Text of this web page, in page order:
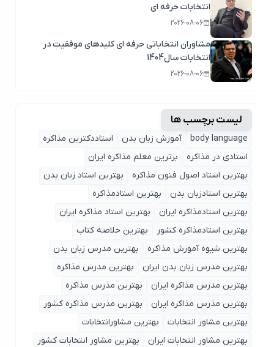
انتخابات حرفه ای
2026-08-06
مشاوران انتخاباتی حرفه ای کلیدهای موفقیت در
انتخابات سال1404
2026-08-06
لیست برچسب ها
body language آموزش زبان بدن
استاددکترین مذاکره
استادی در مذاکره
برترین معلم مذاکره ایران
بهترین استاد اصول ‌فنون مذاکره
بهترین استاد زبان بدن
بهترین استادزبان بدن
بهترین استادمذاکره
بهترین استادمذاکره ایران
بهترین استاد مذاکره ایران
بهترین استادمذاکره کشور
بهترین خلاصه کتاب
بهترین شیوه آمورش مذاکره
بهترین مدرس زبان بدن
بهترین مدرس زبان بدن ایران
بهترین مدرس مذاکره
بهترین مدرس مذاکره ایران
بهترین مذرس مذاکره
بهترین مذرس مذاکره ایران
بهترین مذرس مذاکره کشور
بهترین مشاور انتخابات
بهترین مشاورانتخابات
بهترین مشاور انتخابات ایران
بهترین مشاور انتخابات کشور